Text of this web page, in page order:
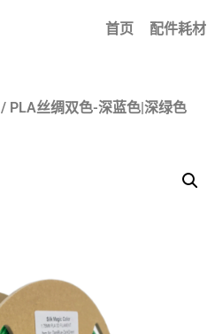
首页 配件耗材
/ PLA丝绸双色-深蓝色|深绿色